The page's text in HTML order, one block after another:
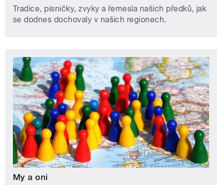
Tradice, písničky, zvyky a řemesla našich předků, jak
se dodnes dochovaly v našich regionech.
My a oni